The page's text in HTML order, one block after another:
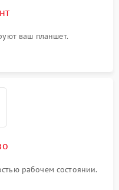
ваш планшет.
рабочем состоянии.